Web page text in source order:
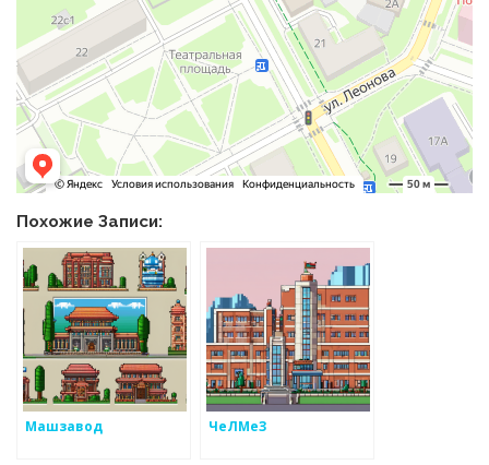
Похожие Записи:
Машзавод ЧеЛМеЗ